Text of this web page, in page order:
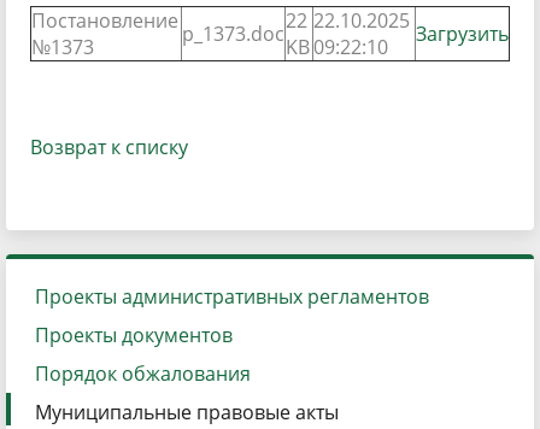
Постановление
№1373
p_1373.doc22
KB
22.10.2025
09:22:10
Загрузить
Возврат к списку
Проекты административных регламентов
Проекты документов
Порядок обжалования
Муниципальные правовые акты